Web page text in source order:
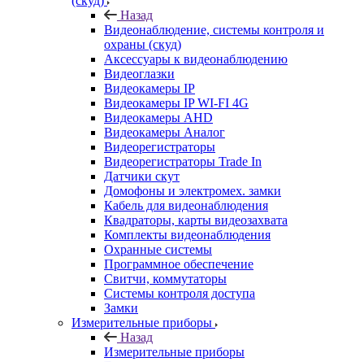
Назад
Видеонаблюдение, системы контроля и
охраны (скуд)
Аксессуары к видеонаблюдению
Видеоглазки
Видеокамеры IP
Видеокамеры IP WI-FI 4G
Видеокамеры AHD
Видеокамеры Аналог
Видеорегистраторы
Видеорегистраторы Trade In
Датчики скут
Домофоны и электромех. замки
Кабель для видеонаблюдения
Квадраторы, карты видеозахвата
Комплекты видеонаблюдения
Охранные системы
Программное обеспечение
Свитчи, коммутаторы
Системы контроля доступа
Замки
Измерительные приборы
Назад
Измерительные приборы